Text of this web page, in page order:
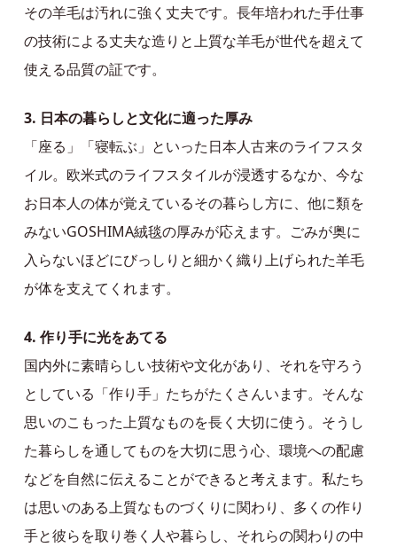
その羊毛は汚れに強く丈夫です。長年培われた手仕事
の技術による丈夫な造りと上質な羊毛が世代を超えて
使える品質の証です。
3. 日本の暮らしと文化に適った厚み
「座る」「寝転ぶ」といった日本人古来のライフスタ
イル。欧米式のライフスタイルが浸透するなか、今な
お日本人の体が覚えているその暮らし方に、他に類を
みないGOSHIMA絨毯の厚みが応えます。ごみが奥に
入らないほどにびっしりと細かく織り上げられた羊毛
が体を支えてくれます。
4. 作り手に光をあてる
国内外に素晴らしい技術や文化があり、それを守ろう
としている「作り手」たちがたくさんいます。そんな
思いのこもった上質なものを長く大切に使う。そうし
た暮らしを通してものを大切に思う心、環境への配慮
などを自然に伝えることができると考えます。私たち
は思いのある上質なものづくりに関わり、多くの作り
手と彼らを取り巻く人や暮らし、それらの関わりの中